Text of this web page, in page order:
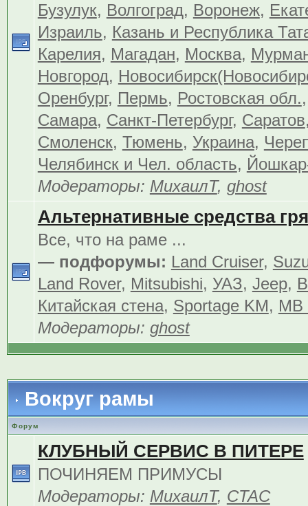
Бузулук, Волгоград, Воронеж,
Израиль, Казань и Республика
Карелия, Магадан, Москва,
Новгород,
Оренбург, Пермь, Ростовская обл.
Самара, Санкт-Петербург, Саратов
Смоленск, Тюмень, Украина,
Челябинск и Чел. область,
Модераторы: МихаилТ, ghost
Альтернативные средства
Все, что на раме ...
— подфорумы: Land Cruiser,
Land Rover, Mitsubishi, УАЗ, Jeep,
Китайская стена, Sportage KM, MB
Модераторы: ghost
Вокруг рамы
Форум
КЛУБНЫЙ СЕРВИС В ПИТЕРЕ
ПОЧИНЯЕМ ПРИМУСЫ
Модераторы: МихаилТ, CTAC